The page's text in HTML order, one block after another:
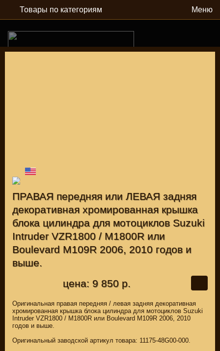
ПРАВАЯ передняя или ЛЕВАЯ задняя
декоративная хромированная крышка
блока цилиндра для мотоциклов Suzuki
Intruder VZR1800 / M1800R или
Boulevard M109R 2006, 2010 годов и
выше.
цена: 9 850 р.
Оригинальная правая передняя / левая задняя декоративная
хромированная крышка блока цилиндра для мотоциклов Suzuki
Intruder VZR1800 / M1800R или Boulevard M109R 2006, 2010
годов и выше.
Оригинальный заводской артикул товара: 11175-48G00-000.
Товары по категориям Меню